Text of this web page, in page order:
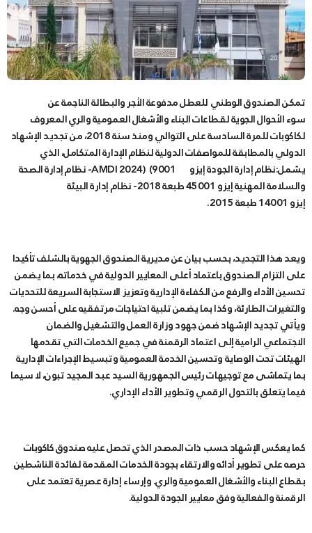
تمكن الصندوق الوطني للعطل مدفوعة الأجر والبطالة الناجمة عن
سوء الأحوال الجوية لقطاعات البناء والأشغال العمومية والري المعروف
لكاكوبات للمرة السادسة على التوالي ومنذ سنة 2018، من تجديد الإشهاد
الدولي بالمطابقة للمواصفات الدولية لنظام الإدارة المتكامل، الذي
يشمل:نظام إدارة الجودة إيزو 9001) (AMDI 2024- نظام إدارة الصحة
والسلامة المهنية إيزو 45001 طبعة 2018- نظام إدارة البيئة
إيزو 14001 طبعة 2015.
ويعد هذا التجديد، بحسب بيان عن مديرية الصندوق الجهوية بالشلف تأكيدا
على التزام الصندوق باعتماد أعلى المعايير الدولية في خدماته، بما يضمن
تحسين الأداء والرفع من الكفاءة الإدارية وتعزيز الاستجابة السريعة للتحديات
والتغيرات الطارئة، وكذا بما يضمن تلبية احتياجات مرتفقيه على أحسن وجه.
ويأتي تجديد الإشهاد ضمن جهود وزارة العمل والتشغيل والضمان
الاجتماعي الرامية إلى اعتماد الرقمنة في جميع الخدمات التي تقدمها
الهيئات تحت الوصاية وتحسين الخدمة العمومية وتبسيط الإجراءات الإدارية
بما يتماشى مع توجيهات رئيس الجمهورية السيد عبد المجيد تبون، لا سيما
فيما يتعلق بالتحول الرقمي وتطوير الأداء الإداري.
كما يعكس الإشهاد حسب ذات المصدر الذي تحصل عليه صندوق كاكوبات
حرصه على تطوير أدائه والارتقاء بجودة الخدمات المقدمة لفائدة الناشطين
بقطاع البناء والأشغال العمومية والري. وإرساء إدارة عصرية تعتمد على
الرقمنة والفعالية وفق معايير الجودة الدولية.